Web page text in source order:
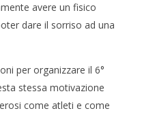
avere un fisico
dare il sorriso ad una
per organizzare il 6°
stessa motivazione
come atleti e come